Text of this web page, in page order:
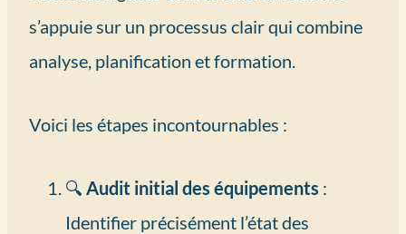
s’appuie sur un processus clair qui combine
analyse, planification et formation.
Voici les étapes incontournables :
🔍 Audit initial des équipements :
Identifier précisément l’état des